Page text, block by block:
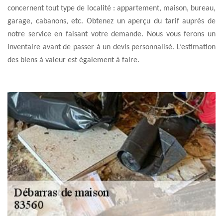
concernent tout type de localité : appartement, maison, bureau,
garage, cabanons, etc. Obtenez un aperçu du tarif auprès de
notre service en faisant votre demande. Nous vous ferons un
inventaire avant de passer à un devis personnalisé. L’estimation
des biens à valeur est également à faire.